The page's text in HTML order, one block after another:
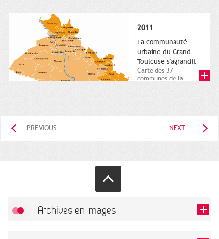
Charles-de-Gaulle.
2011
La communauté
urbaine du Grand
Toulouse s'agrandit
Carte des 37
communes de la
PREVIOUS NEXT
Archives en images